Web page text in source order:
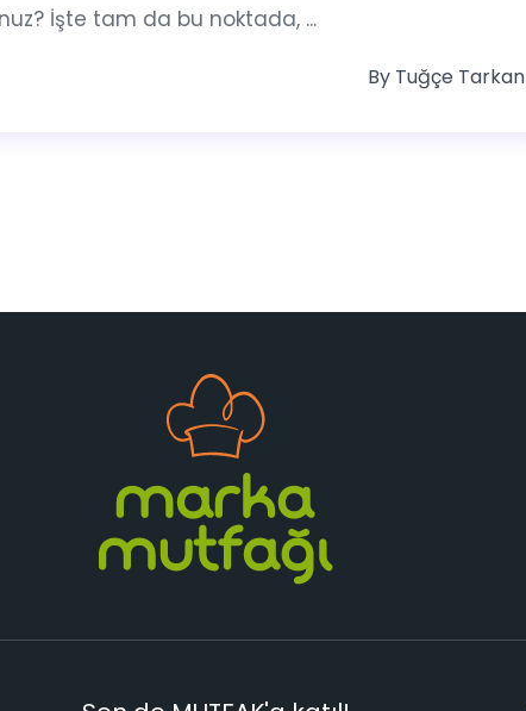
İşte tam da bu noktada, ...
By Tuğçe Tarkan